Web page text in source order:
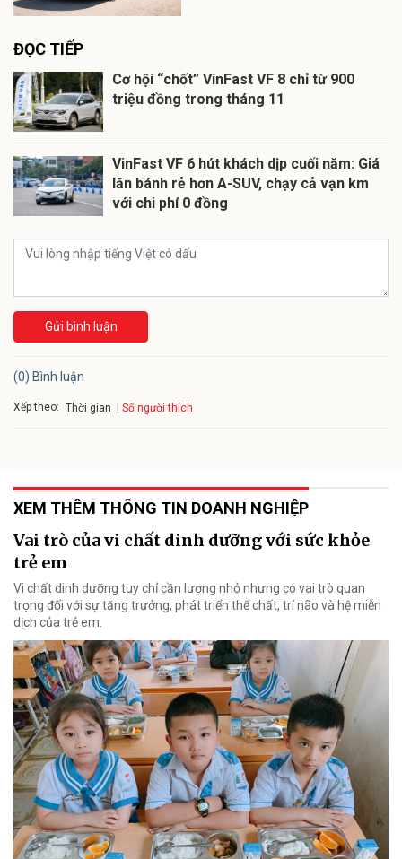
ĐỌC TIẾP
Cơ hội “chốt” VinFast VF 8 chỉ từ 900
triệu đồng trong tháng 11
VinFast VF 6 hút khách dịp cuối năm: Giá
lăn bánh rẻ hơn A-SUV, chạy cả vạn km
với chi phí 0 đồng
Gửi bình luận
(0) Bình luận
Xếp theo: Thời gian Số người thích
XEM THÊM THÔNG TIN DOANH NGHIỆP
Vai trò của vi chất dinh dưỡng với sức khỏe
trẻ em
Vi chất dinh dưỡng tuy chỉ cần lượng nhỏ nhưng có vai trò quan
trọng đối với sự tăng trưởng, phát triển thể chất, trí não và hệ miễn
dịch của trẻ em.